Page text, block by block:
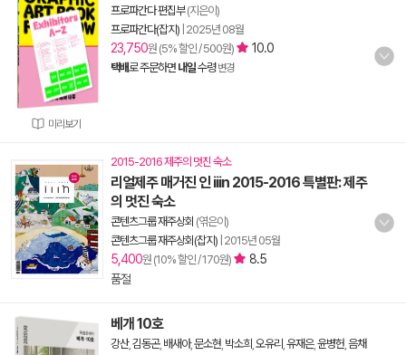
미리보기
프로파간다 편집부(지은이)
프로파간다(잡지) 2025년 08월
23,750원 (5% 할인 / 500원) 10.0
택배로 주문하면 내일수령 변경
2015-2016 제주의 멋진 숙소
리얼제주 매거진 인 iiin 2015-2016 특별판: 제주
의 멋진 숙소
콘텐츠그룹 재주상회 (엮은이)
콘텐츠그룹 재주상회(잡지) 2015년 05월
5,400원 (10% 할인 / 170원)
8.5
품절
베개 10호
강산, 김동곤, 배새아,문소현 박소희 오유리 유재은, 윤병헌 음채